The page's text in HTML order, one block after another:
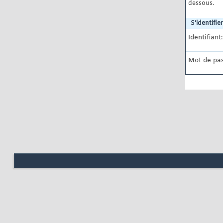
dessous.
S'identifier
Identifiant:
Mot de